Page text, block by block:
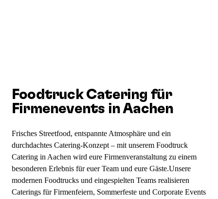
Foodtruck Catering für
Firmenevents in Aachen
Frisches Streetfood, entspannte Atmosphäre und ein
durchdachtes Catering-Konzept – mit unserem Foodtruck
Catering in Aachen wird eure Firmenveranstaltung zu einem
besonderen Erlebnis für euer Team und eure Gäste.Unsere
modernen Foodtrucks und eingespielten Teams realisieren
Caterings für Firmenfeiern, Sommerfeste und Corporate Events